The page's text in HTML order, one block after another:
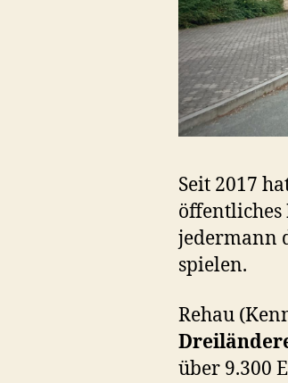
Seit 2017
öffentliches
jedermann
spielen.
Rehau
über 9.300